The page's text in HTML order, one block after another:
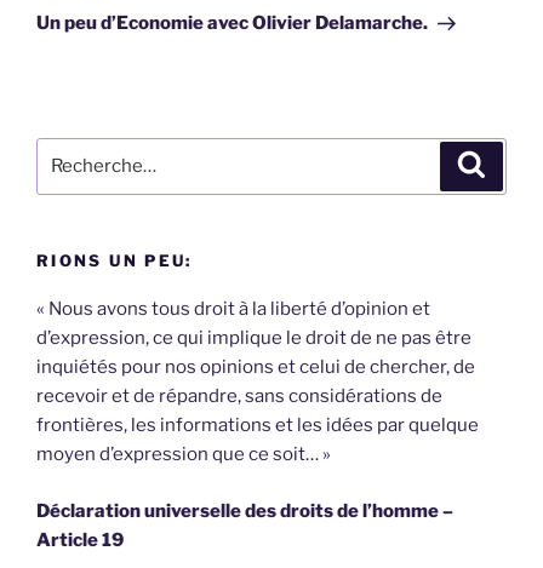
suivant
Un peu d’Economie avec Olivier Delamarche.
pour
RIONS UN PEU:
« Nous avons tous droit à la liberté d’opinion et
d’expression, ce qui implique le droit de ne pas être
inquiétés pour nos opinions et celui de chercher, de
recevoir et de répandre, sans considérations de
frontières, les informations et les idées par quelque
moyen d’expression que ce soit… »
Déclaration universelle des droits de l’homme –
Article 19